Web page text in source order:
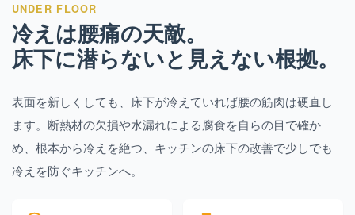
UNDER FLOOR
冷えは腰痛の天敵。
床下に潜らないと見えない根拠。
表面を新しくしても、床下が冷えていれば腰の筋肉は硬直し
ます。断熱材の欠損や水漏れによる腐食を自らの目で確か
め、根本から冷えを絶つ、キッチンの床下の改善で少しでも
冷えを防ぐキッチンへ。